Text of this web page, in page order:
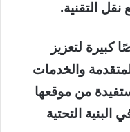
نقل التقنية.
كبيرة لتعزيز
والخدمات
من موقعها
البنية التحتية